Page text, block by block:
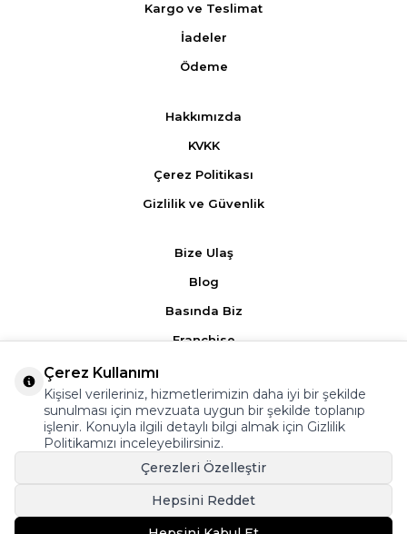
Kargo ve Teslimat
İadeler
Ödeme
Hakkımızda
KVKK
Çerez Politikası
Gizlilik ve Güvenlik
Bize Ulaş
Blog
Basında Biz
Franchise
Ürün Yorumları
Kampanyalar
Üyelik Sözleşmesi
Satış Sözleşmesi
Çerez Kullanımı
Kişisel verileriniz, hizmetlerimizin daha iyi bir şekilde
sunulması için mevzuata uygun bir şekilde toplanıp
işlenir. Konuyla ilgili detaylı bilgi almak için Gizlilik
Politikamızı inceleyebilirsiniz.
Çerezleri Özelleştir
Hepsini Reddet